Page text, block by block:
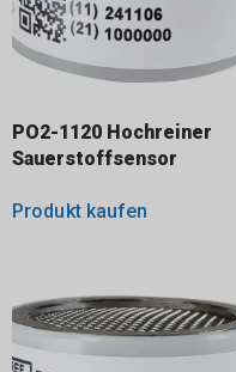
PO2-1120 Hochreiner
Sauerstoffsensor
Produkt kaufen